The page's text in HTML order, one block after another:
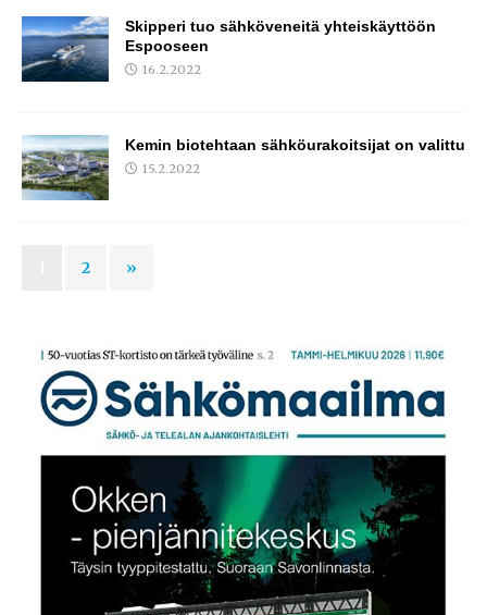
Skipperi tuo sähköveneitä yhteiskäyttöön
Espooseen
16.2.2022
Kemin biotehtaan sähköurakoitsijat on valittu
15.2.2022
2 »